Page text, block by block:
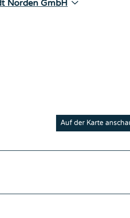
Norden GmbH
Auf der Karte